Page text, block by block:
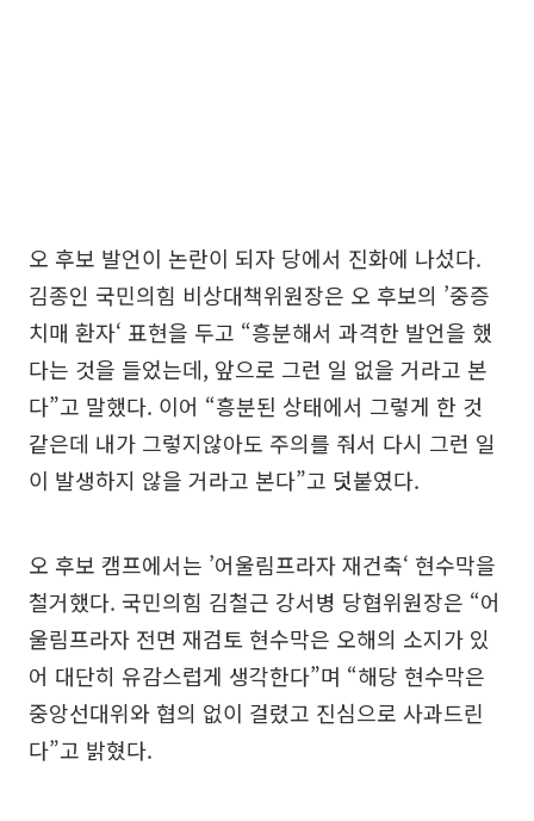
오 후보 발언이 논란이 되자 당에서 진화에 나섰다.
김종인 국민의힘 비상대책위원장은 오 후보의 ’중증
치매 환자‘ 표현을 두고 “흥분해서 과격한 발언을 했
다는 것을 들었는데, 앞으로 그런 일 없을 거라고 본
다”고 말했다. 이어 “흥분된 상태에서 그렇게 한 것
같은데 내가 그렇지않아도 주의를 줘서 다시 그런 일
이 발생하지 않을 거라고 본다”고 덧붙였다.
오 후보 캠프에서는 ’어울림프라자 재건축‘ 현수막을
철거했다. 국민의힘 김철근 강서병 당협위원장은 “어
울림프라자 전면 재검토 현수막은 오해의 소지가 있
어 대단히 유감스럽게 생각한다”며 “해당 현수막은
중앙선대위와 협의 없이 걸렸고 진심으로 사과드린
다”고 밝혔다.